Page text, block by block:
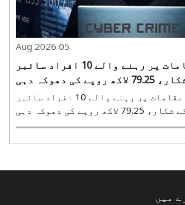
05 Aug 2026
مختلف مقامات پر رہنے والے 10 افراد سائبر
دھوکہ دہی
مختلف مقامات پر رہنے والے 10 افراد سائبر
بدمعاشوں کے شکار، 79.25 لاکھ روپے کی دھوکہ دہی
نوئیڈا، 05 اگست (ہ س)۔ اترپردیش کے نوئیڈا میں
میں